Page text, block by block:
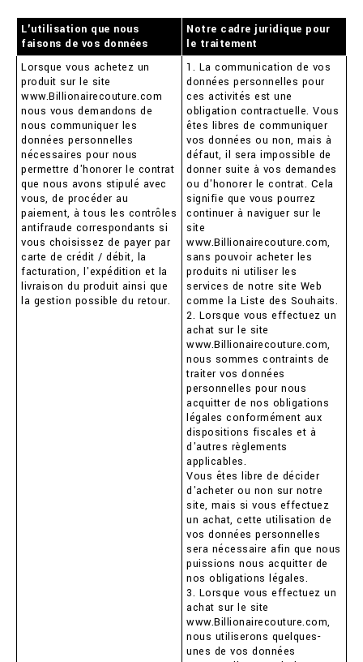
L'utilisation que nous
faisons de vos données
Notre cadre juridique pour
le traitement
Lorsque vous achetez un
produit sur le site
www.Billionairecouture.com
nous vous demandons de
nous communiquer les
données personnelles
nécessaires pour nous
permettre d'honorer le contrat
que nous avons stipulé avec
vous, de procéder au
paiement, à tous les contrôles
antifraude correspondants si
vous choisissez de payer par
carte de crédit / débit, la
facturation, l'expédition et la
livraison du produit ainsi que
la gestion possible du retour.
1. La communication de vos
données personnelles pour
ces activités est une
obligation contractuelle. Vous
êtes libres de communiquer
vos données ou non, mais à
défaut, il sera impossible de
donner suite à vos demandes
ou d'honorer le contrat. Cela
signifie que vous pourrez
continuer à naviguer sur le
site
www.Billionairecouture.com,
sans pouvoir acheter les
produits ni utiliser les
services de notre site Web
comme la Liste des Souhaits.
2. Lorsque vous effectuez un
achat sur le site
www.Billionairecouture.com,
nous sommes contraints de
traiter vos données
personnelles pour nous
acquitter de nos obligations
légales conformément aux
dispositions fiscales et à
d'autres règlements
applicables.
Vous êtes libre de décider
d'acheter ou non sur notre
site, mais si vous effectuez
un achat, cette utilisation de
vos données personnelles
sera nécessaire afin que nous
puissions nous acquitter de
nos obligations légales.
3. Lorsque vous effectuez un
achat sur le site
www.Billionairecouture.com,
nous utiliserons quelques-
unes de vos données